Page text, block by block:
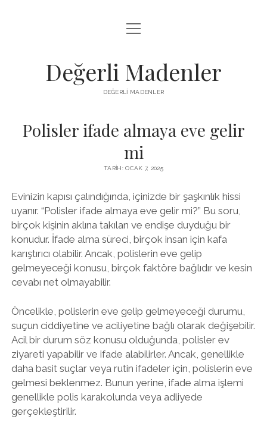
FACEBOOK TAKIPÇI YÜKSELTME HILESI
menüyü
aç
Değerli Madenler
DEĞERLI MADENLER
Polisler ifade almaya eve gelir
mi
TARIH: OCAK 7, 2025
Evinizin kapısı çalındığında, içinizde bir şaşkınlık hissi
uyanır. “Polisler ifade almaya eve gelir mi?” Bu soru,
birçok kişinin aklına takılan ve endişe duyduğu bir
konudur. İfade alma süreci, birçok insan için kafa
karıştırıcı olabilir. Ancak, polislerin eve gelip
gelmeyeceği konusu, birçok faktöre bağlıdır ve kesin
cevabı net olmayabilir.
Öncelikle, polislerin eve gelip gelmeyeceği durumu,
suçun ciddiyetine ve aciliyetine bağlı olarak değişebilir.
Acil bir durum söz konusu olduğunda, polisler ev
ziyareti yapabilir ve ifade alabilirler. Ancak, genellikle
daha basit suçlar veya rutin ifadeler için, polislerin eve
gelmesi beklenmez. Bunun yerine, ifade alma işlemi
genellikle polis karakolunda veya adliyede
gerçekleştirilir.